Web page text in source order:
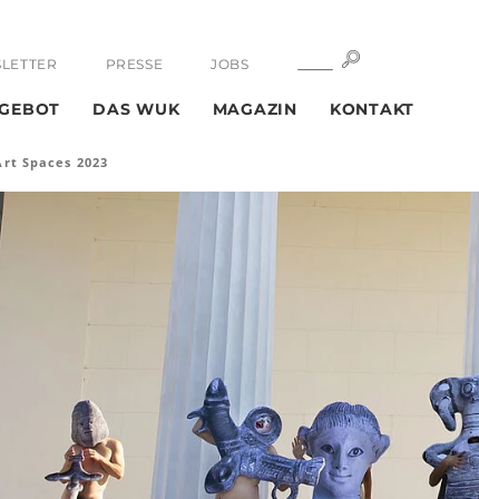
PRESSE JOBS SUCHE
DAS WUK MAGAZIN KONTAKT
Spaces 2023